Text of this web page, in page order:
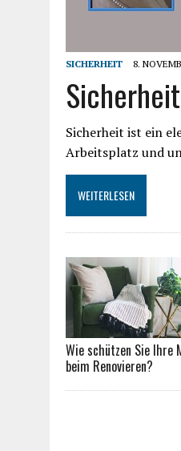
SICHERHEIT 8.
Sicherheit ist ein
Arbeitsplatz und
WEITERLESEN
Wie schützen Sie Ihre
beim Renovieren?